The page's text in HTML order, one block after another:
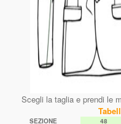
Scegli la taglia e prendi le
SEZIONE 48